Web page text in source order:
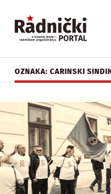
OZNAKA: CARINSKI